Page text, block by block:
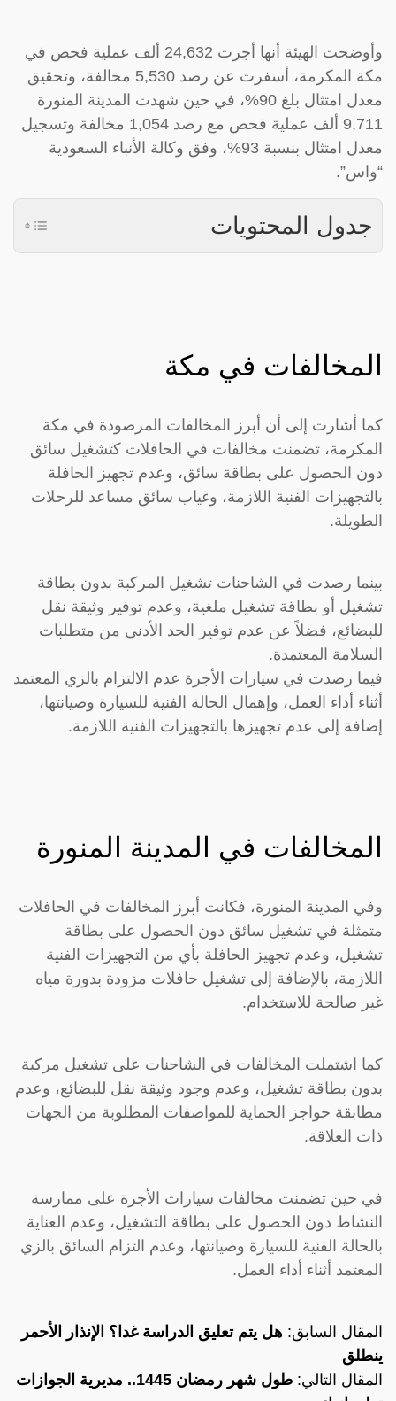
وأوضحت الهيئة أنها أجرت 24,632 ألف عملية فحص في
مكة المكرمة، أسفرت عن رصد 5,530 مخالفة، وتحقيق
معدل امتثال بلغ 90%، في حين شهدت المدينة المنورة
9,711 ألف عملية فحص مع رصد 1,054 مخالفة وتسجيل
معدل امتثال بنسبة 93%، وفق وكالة الأنباء السعودية
“واس”.
جدول المحتويات
المخالفات في مكة
كما أشارت إلى أن أبرز المخالفات المرصودة في مكة
المكرمة، تضمنت مخالفات في الحافلات كتشغيل سائق
دون الحصول على بطاقة سائق، وعدم تجهيز الحافلة
بالتجهيزات الفنية اللازمة، وغياب سائق مساعد للرحلات
الطويلة.
بينما رصدت في الشاحنات تشغيل المركبة بدون بطاقة
تشغيل أو بطاقة تشغيل ملغية، وعدم توفير وثيقة نقل
للبضائع، فضلاً عن عدم توفير الحد الأدنى من متطلبات
السلامة المعتمدة.
فيما رصدت في سيارات الأجرة عدم الالتزام بالزي المعتمد
أثناء أداء العمل، وإهمال الحالة الفنية للسيارة وصيانتها،
إضافة إلى عدم تجهيزها بالتجهيزات الفنية اللازمة.
المخالفات في المدينة المنورة
وفي المدينة المنورة، فكانت أبرز المخالفات في الحافلات
متمثلة في تشغيل سائق دون الحصول على بطاقة
تشغيل، وعدم تجهيز الحافلة بأي من التجهيزات الفنية
اللازمة، بالإضافة إلى تشغيل حافلات مزودة بدورة مياه
غير صالحة للاستخدام.
كما اشتملت المخالفات في الشاحنات على تشغيل مركبة
بدون بطاقة تشغيل، وعدم وجود وثيقة نقل للبضائع، وعدم
مطابقة حواجز الحماية للمواصفات المطلوبة من الجهات
ذات العلاقة.
في حين تضمنت مخالفات سيارات الأجرة على ممارسة
النشاط دون الحصول على بطاقة التشغيل، وعدم العناية
بالحالة الفنية للسيارة وصيانتها، وعدم التزام السائق بالزي
المعتمد أثناء أداء العمل.
المقال السابق: هل يتم تعليق الدراسة غدا؟ الإنذار الأحمر
ينطلق
المقال التالي:
طول شهر رمضان 1445.. مديرية الجوازات